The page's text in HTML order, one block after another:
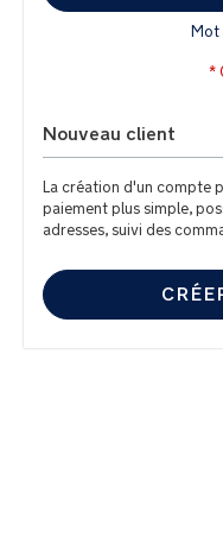
Mot
Nouveau client
La création d'un compte
paiement plus simple,
adresses, suivi des